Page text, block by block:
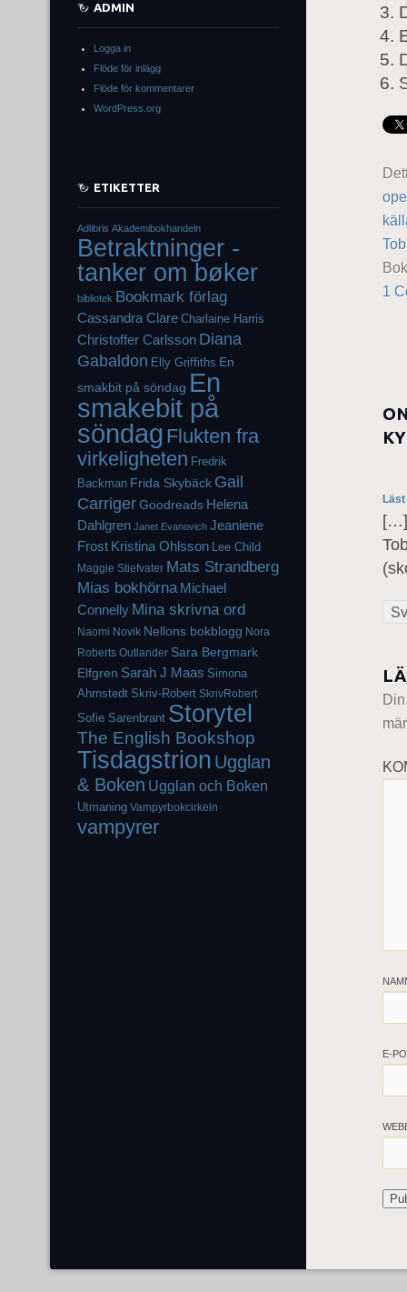
1
[…]
E-
ADMIN
Logga in
Flöde för inlägg
Flöde för kommentarer
WordPress.org
ETIKETTER
Adlibris Akademibokhandeln
Betraktninger -
tanker om bøker
bibliotek Bookmark förlag
Cassandra Clare Charlaine Harris
Christoffer Carlsson Diana
Gabaldon Elly Griffiths En
smakbit på söndag En
smakebit på
söndag Flukten fra
virkeligheten Fredrik
Backman Frida Skybäck Gail
CarrigerGoodreads Helena
Dahlgren Janet Evanovich Jeaniene
Frost Kristina Ohlsson Lee Child
Maggie Stiefvater Mats Strandberg
Mias bokhörna Michael
Connelly Mina skrivna ord
Naomi Novik Nellons bokblogg Nora
Roberts Outlander Sara Bergmark
Elfgren Sarah J Maas Simona
Ahrnstedt Skriv-Robert SkrivRobert
Sofie Sarenbrant Storytel
The English Bookshop
Tisdagstrion Ugglan
& Boken Ugglan och Boken
Utmaning Vampyrbokcirkeln
vampyrer